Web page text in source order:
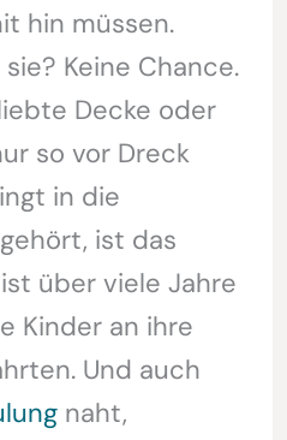
hin müssen.
Keine Chance.
Decke oder
so vor Dreck
in die
gehört, ist das
über viele Jahre
Kinder an ihre
Und auch
naht,